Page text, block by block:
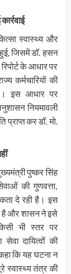
स्वास्थ्य और
जिसमें डॉ. हसन
के आधार पर
कर्मचारियों की
इस आधार पर
नियमावली
कर डॉ. मो.
पुष्कर सिंह
की गुणवत्ता,
दे रही है। इस
और शासन ने इसे
भी स्तर पर
सेवा दायित्वों की
कि यह घटना न
स्वास्थ्य तंत्र की